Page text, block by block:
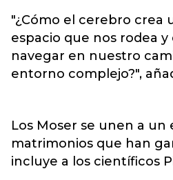
"¿Cómo el cerebro crea
espacio que nos rodea
navegar en nuestro
entorno complejo?",
Los Moser se unen a un
matrimonios que han
incluye a los científicos